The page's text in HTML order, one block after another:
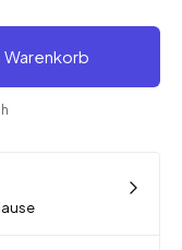
Warenkorb